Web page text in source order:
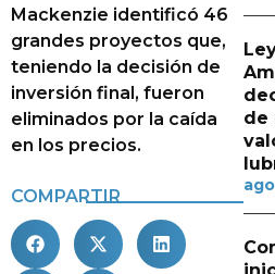
Mackenzie identificó 46
grandes proyectos que,
teniendo la decisión de
inversión final, fueron
eliminados por la caída
en los precios.
COMPARTIR
de